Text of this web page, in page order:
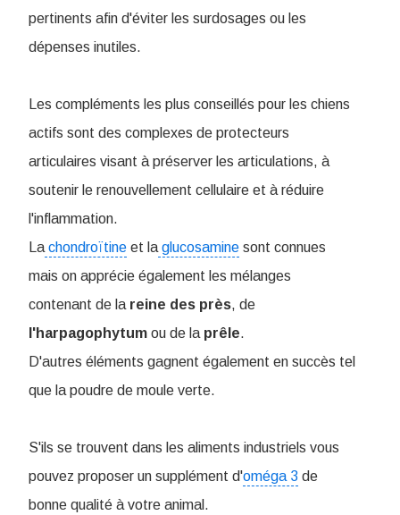
pertinents afin d'éviter les surdosages ou les
dépenses inutiles.
Les compléments les plus conseillés pour les chiens
actifs sont des complexes de protecteurs
articulaires visant à préserver les articulations, à
soutenir le renouvellement cellulaire et à réduire
l'inflammation.
La chondroïtine et la glucosamine sont connues
mais on apprécie également les mélanges
contenant de la reine des près, de
l'harpagophytum ou de la prêle.
D'autres éléments gagnent également en succès tel
que la poudre de moule verte.
S'ils se trouvent dans les aliments industriels vous
pouvez proposer un supplément d'oméga 3 de
bonne qualité à votre animal.